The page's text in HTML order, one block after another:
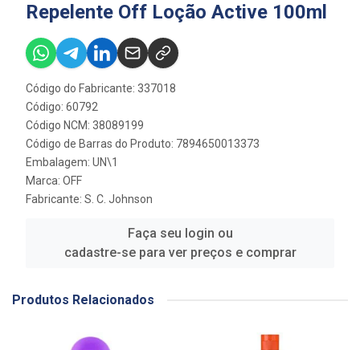
Repelente Off Loção Active 100ml
Código do Fabricante: 337018
Código: 60792
Código NCM: 38089199
Código de Barras do Produto: 7894650013373
Embalagem: UN\1
Marca: OFF
Fabricante: S. C. Johnson
Faça seu login ou
cadastre-se para ver preços e comprar
Produtos Relacionados